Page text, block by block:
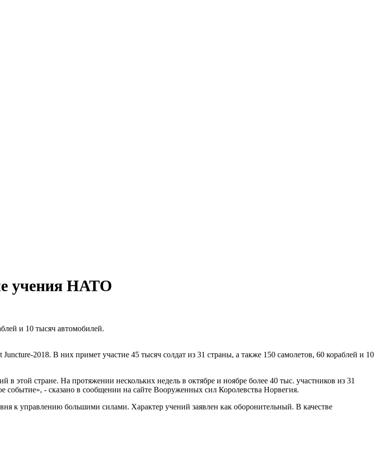
учения НАТО
и 10 тысяч автомобилей.
2018. В них примет участие 45 тысяч солдат из 31 страны, а также 150 самолетов, 60 кораблей и 10
стране. На протяжении нескольких недель в октябре и ноябре более 40 тыс. участников из 31
событие», - сказано в сообщении на сайте Вооруженных сил Королевства Норвегия.
к управлению большими силами. Характер учений заявлен как оборонительный. В качестве